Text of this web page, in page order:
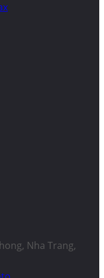
Nha Trang,